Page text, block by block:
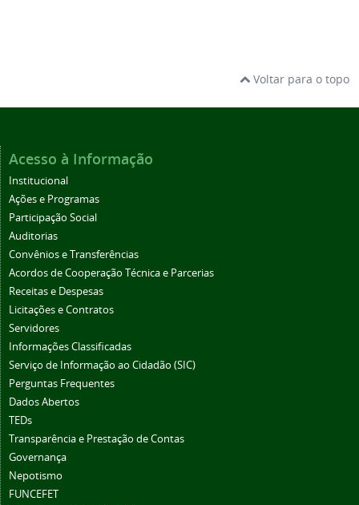
Voltar para o topo
Acesso à Informação
Institucional
Ações e Programas
Participação Social
Auditorias
Convênios e Transferências
Acordos de Cooperação Técnica e Parcerias
Receitas e Despesas
Licitações e Contratos
Servidores
Informações Classificadas
Serviço de Informação ao Cidadão (SIC)
Perguntas Frequentes
Dados Abertos
TEDs
Transparência e Prestação de Contas
Governança
Nepotismo
FUNCEFET